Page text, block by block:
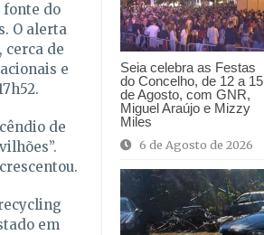
Seia celebra as Festas
do Concelho, de 12 a 15
de Agosto, com GNR,
Miguel Araújo e Mizzy
Miles
6 de Agosto de 2026
fonte do
O alerta
cerca de
e
de
em